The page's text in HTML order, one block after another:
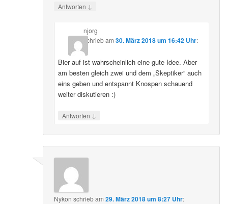
Antworten ↓
njorg
schriebam 30. März 2018 um 16:42 Uhr:
Bier auf ist wahrscheinlich eine gute Idee. Aber
am besten gleich zwei und dem „Skeptiker“ auch
eins geben und entspannt Knospen schauend
weiter diskutieren :)
Antworten ↓
Nykon schriebam29. März 2018 um 8:27 Uhr: